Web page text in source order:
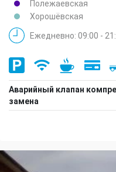
Полежаевская
Хорошёвская
Ежедневно: 09:00 -
Аварийный клапан
замена